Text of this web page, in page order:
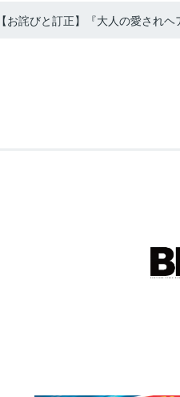
【お詫びと訂正】『大人の愛されヘ